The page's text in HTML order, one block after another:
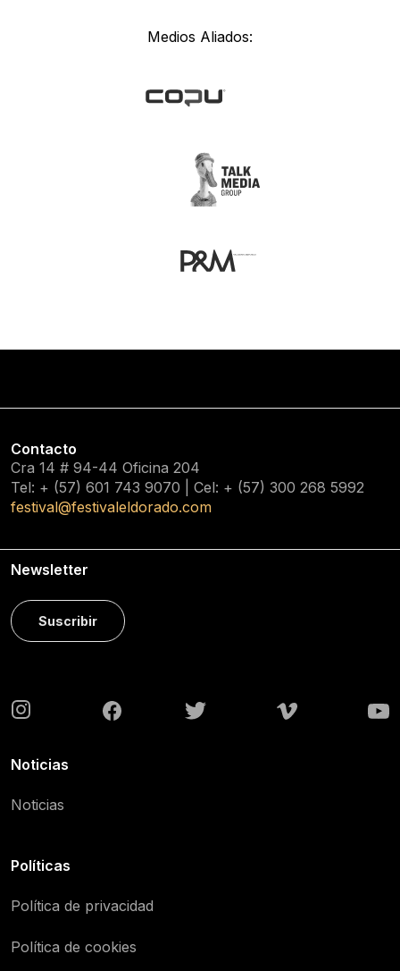
Medios Aliados:
Contacto
Cra 14 # 94-44 Oficina 204
Tel: + (57) 601 743 9070 | Cel: + (57) 300 268 5992
festival@festivaleldorado.com
Newsletter
Suscribir
Noticias
Noticias
Políticas
Política de privacidad
Política de cookies